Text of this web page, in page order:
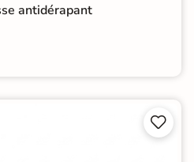
antidérapant

